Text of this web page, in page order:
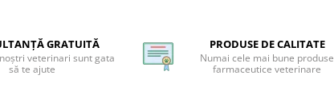
GRATUITĂ
veterinari sunt gata
să te ajute
PRODUSE DE CALITATE
Numai cele mai bune produse
farmaceutice veterinare